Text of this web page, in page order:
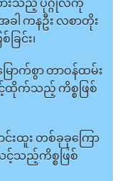
ားသည့် ပုဂ္ဂိုလ်ကို
ါ ကနဦး လစာတိုး
ြင်း၊
ြောက်စွာ တာဝန်ထမ်း
ထိုက်သည့် ကိစ္စဖြစ်
းထူး တစ်ခုခုကြော
င့်သည့်ကိစ္စဖြစ်